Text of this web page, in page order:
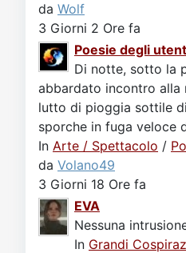
da Wolf
3 Giorni 2 Ore fa
Poesie degli
Di notte, sotto la
abbardato incontro alla
lutto di pioggia sottile
sporche in fuga veloce
In Arte / Spettacolo /
da Volano49
3 Giorni 18 Ore fa
EVA
Nessuna
In Grandi